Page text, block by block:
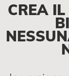
CREA